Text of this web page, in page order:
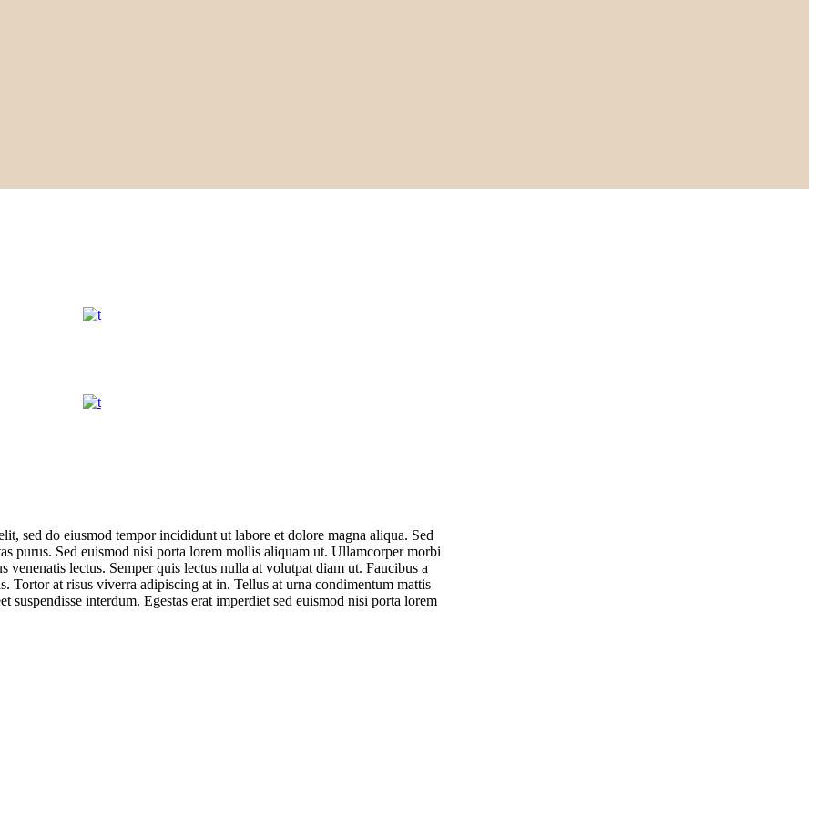
sed do eiusmod tempor incididunt ut labore et dolore magna aliqua. Sed
purus. Sed euismod nisi porta lorem mollis aliquam ut. Ullamcorper morbi
venenatis lectus. Semper quis lectus nulla at volutpat diam ut. Faucibus a
Tortor at risus viverra adipiscing at in. Tellus at urna condimentum mattis
suspendisse interdum. Egestas erat imperdiet sed euismod nisi porta lorem